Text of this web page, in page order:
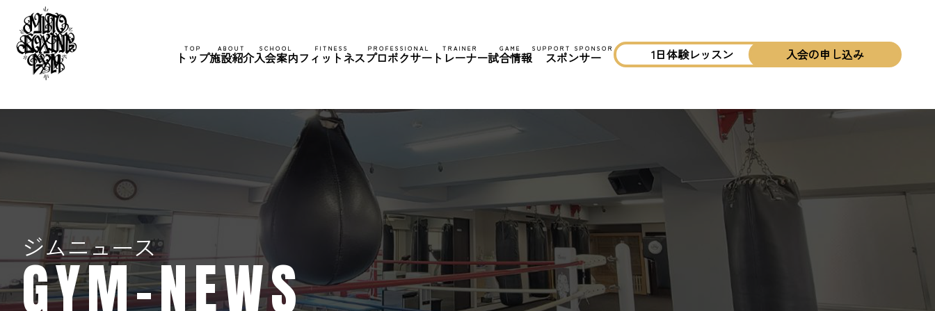
TOP
トップ
ABOUT
施設紹介
SCHOOL
入会案内
FITNESS
フィットネス
PROFESSIONAL
プロボクサー
TRAINER
トレーナー
GAME
試合情報
SUPPORT SPONSOR
スポンサー 1日体験レッスン 入会の申し込み
ジムニュース
GYM-NEWS